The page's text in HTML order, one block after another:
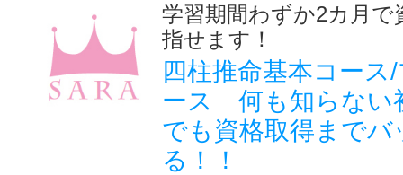
グッドスク
掲載のお問
学習期間わずか2カ月で
指せま
四柱推命基本コース
ース 何も知らない
でも資格取得までバ
る！！